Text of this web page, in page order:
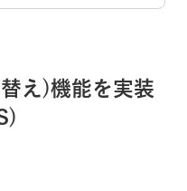
え)機能を実装